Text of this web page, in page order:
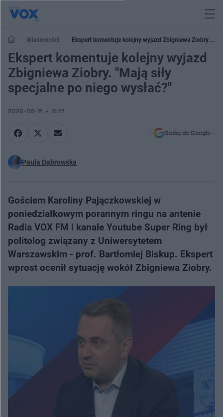
Wiadomości
Ekspert komentuje kolejny wyjazd Zbigniewa Ziobry.
"Mają siły specjalne po niego wysłać?"
Ekspert komentuje kolejny wyjazd
Zbigniewa Ziobry. "Mają siły
specjalne po niego wysłać?"
2026-05-11 8:17
Dodaj do Google
Paula Dąbrowska
Gościem Karoliny Pajączkowskiej w
poniedziałkowym porannym ringu na antenie
Radia VOX FM i kanale Youtube Super Ring był
politolog związany z Uniwersytetem
Warszawskim - prof. Bartłomiej Biskup. Ekspert
wprost ocenił sytuację wokół Zbigniewa Ziobry.